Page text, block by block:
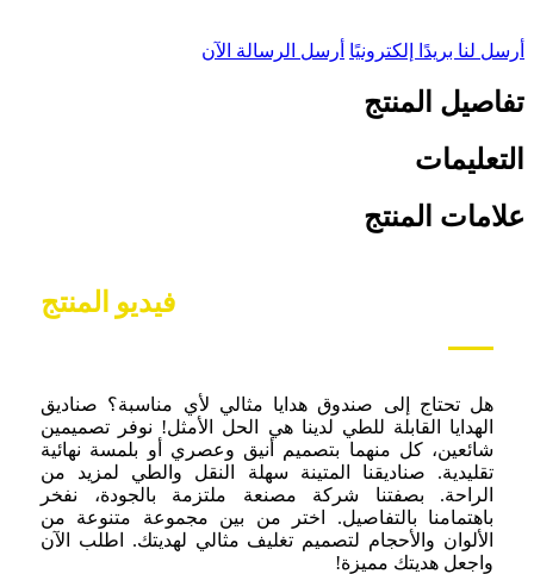
أرسل لنا بريدًا إلكترونيًا أرسل الرسالة الآن
تفاصيل المنتج
التعليمات
علامات المنتج
فيديو المنتج
هل تحتاج إلى صندوق هدايا مثالي لأي مناسبة؟ صناديق
الهدايا القابلة للطي لدينا هي الحل الأمثل! نوفر تصميمين
شائعين، كل منهما بتصميم أنيق وعصري أو بلمسة نهائية
تقليدية. صناديقنا المتينة سهلة النقل والطي لمزيد من
الراحة. بصفتنا شركة مصنعة ملتزمة بالجودة، نفخر
باهتمامنا بالتفاصيل. اختر من بين مجموعة متنوعة من
الألوان والأحجام لتصميم تغليف مثالي لهديتك. اطلب الآن
واجعل هديتك مميزة!